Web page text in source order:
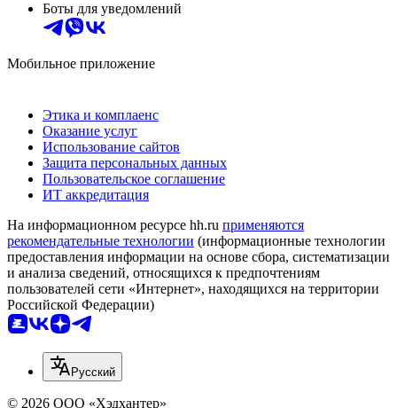
Боты для уведомлений
Мобильное приложение
Этика и комплаенс
Оказание услуг
Использование сайтов
Защита персональных данных
Пользовательское соглашение
ИТ аккредитация
На информационном ресурсе hh.ru применяются
рекомендательные технологии (информационные технологии
предоставления информации на основе сбора, систематизации
и анализа сведений, относящихся к предпочтениям
пользователей сети «Интернет», находящихся на территории
Российской Федерации)
Русский
© 2026 ООО «Хэдхантер»